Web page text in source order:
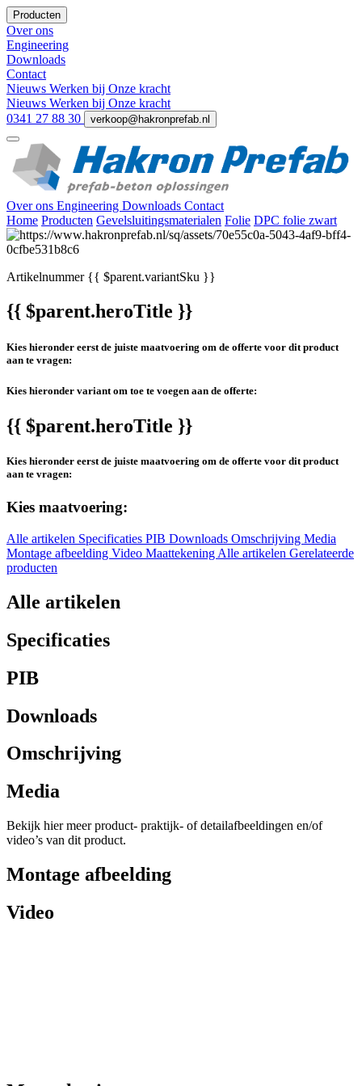
Producten
Over ons
Engineering
Downloads
Contact
Nieuws Werken bij Onze kracht
Nieuws Werken bij Onze kracht
0341 27 88 30
verkoop@hakronprefab.nl
Over ons Engineering Downloads Contact
Home Producten Gevelsluitingsmaterialen Folie DPC folie zwart
Artikelnummer{{ $parent.variantSku }}
{{ $parent.heroTitle }}
Kies hieronder eerst de juiste maatvoering om de offerte voor dit product
aan te vragen:
Kies hieronder variant om toe te voegen aan de offerte:
{{ $parent.heroTitle }}
Kies hieronder eerst de juiste maatvoering om de offerte voor dit product
aan te vragen:
Kies maatvoering:
Alle artikelen Specificaties PIB Downloads Omschrijving Media
Montage afbeelding Video Maattekening Alle artikelen Gerelateerde
producten
Alle artikelen
Specificaties
PIB
Downloads
Omschrijving
Media
Bekijk hier meer product- praktijk- of detailafbeeldingen en/of
video’s van dit product.
Montage afbeelding
Video